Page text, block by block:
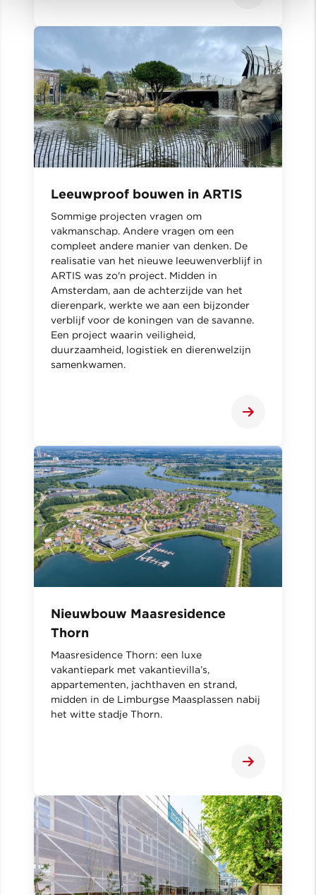
Leeuwproof bouwen in ARTIS
Sommige projecten vragen om
vakmanschap. Andere vragen om een
compleet andere manier van denken. De
realisatie van het nieuwe leeuwenverblijf in
ARTIS was zo'n project. Midden in
Amsterdam, aan de achterzijde van het
dierenpark, werkte we aan een bijzonder
verblijf voor de koningen van de savanne.
Een project waarin veiligheid,
duurzaamheid, logistiek en dierenwelzijn
samenkwamen.
Nieuwbouw Maasresidence
Thorn
Maasresidence Thorn: een luxe
vakantiepark met vakantievilla’s,
appartementen, jachthaven en strand,
midden in de Limburgse Maasplassen nabij
het witte stadje Thorn.